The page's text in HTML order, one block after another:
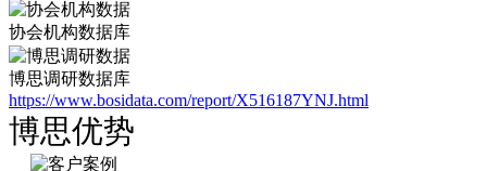
协会机构数据库
博思调研数据库
https://www.bosidata.com/report/X516187YNJ.html
博思优势